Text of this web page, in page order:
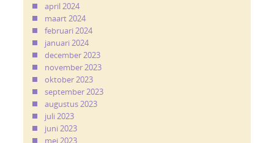
april 2024
maart 2024
februari 2024
januari 2024
december 2023
november 2023
oktober 2023
september 2023
augustus 2023
juli 2023
juni 2023
mei 2023